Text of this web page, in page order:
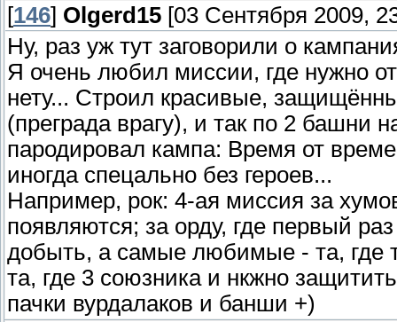
[146] Olgerd15 [03 Сентября 2009,
Ну, раз уж тут заговорили о
Я очень любил миссии, где нужно
нету... Строил красивые,
(преграда врагу), и так по 2 башни
пародировал кампа: Время от
иногда спецально без героев...
Например, рок: 4-ая миссия за
появляются; за орду, где первый
добыть, а самые любимые - та, где
та, где 3 союзника и нкжно
пачки вурдалаков и банши +)